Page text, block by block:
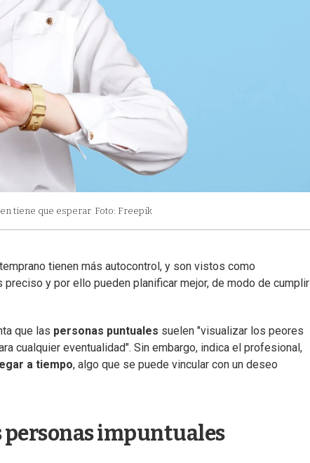
tiene que esperar Foto: Freepik
tienen más autocontrol, y son vistos como
preciso y por ello pueden planificar mejor, de modo de cumplir
que las personas puntuales suelen "visualizar los peores
cualquier eventualidad". Sin embargo, indica el profesional,
a tiempo, algo que se puede vincular con un deseo
personas impuntuales